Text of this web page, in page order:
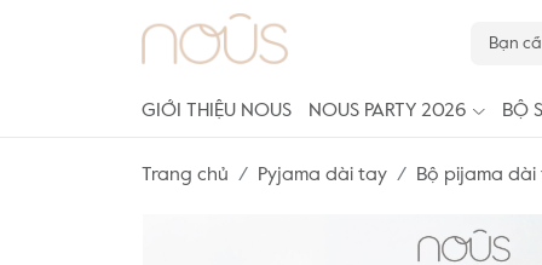
GIỚI THIỆU NOUS NOUS PARTY 2026 BỘ
Trang chủ Pyjama dài tay Bộ pijama